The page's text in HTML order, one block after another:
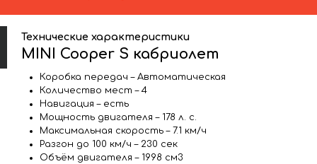
Технические характеристики
MINI Cooper S кабриолет
Коробка передач – Автоматическая
Количество мест – 4
Навигация – есть
Мощность двигателя – 178 л. с.
Максимальная скорость – 7.1 км/ч
Разгон до 100 км/ч – 230 сек
Объём двигателя – 1998 см3